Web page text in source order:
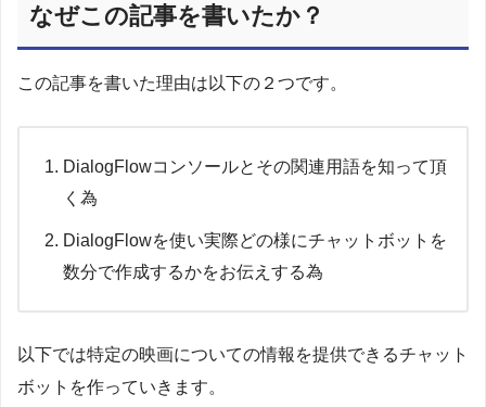
なぜこの記事を書いたか？
この記事を書いた理由は以下の２つです。
DialogFlowコンソールとその関連用語を知って頂
く為
DialogFlowを使い実際どの様にチャットボットを
数分で作成するかをお伝えする為
以下では特定の映画についての情報を提供できるチャット
ボットを作っていきます。